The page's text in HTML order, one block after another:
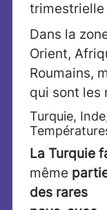
trimestrielle
Dans la
Orient,
Roumains,
qui sont les
Turquie,
La Turquie
même
des rares